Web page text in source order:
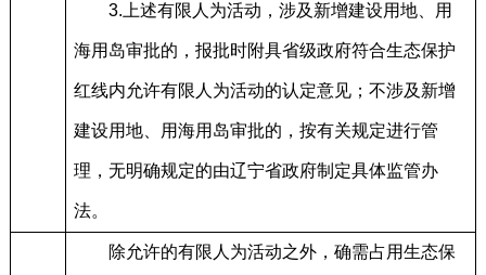
3.上述有限人为活动，涉及新增建设用地、用
海用岛审批的，报批时附具省级政府符合生态保护
红线内允许有限人为活动的认定意见；不涉及新增
建设用地、用海用岛审批的，按有关规定进行管
理，无明确规定的由辽宁省政府制定具体监管办
法。
除允许的有限人为活动之外，确需占用生态保